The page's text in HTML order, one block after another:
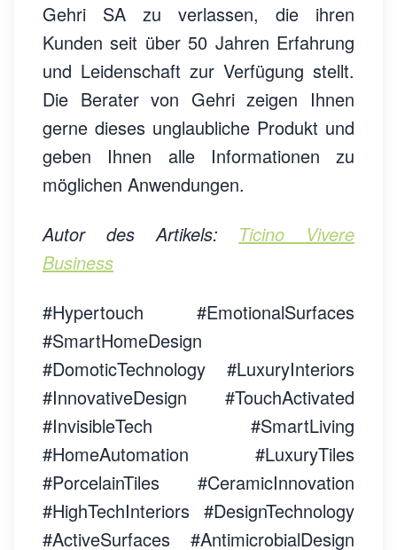
Gehri SA zu verlassen, die ihren
Kunden seit über 50 Jahren Erfahrung
und Leidenschaft zur Verfügung stellt.
Die Berater von Gehri zeigen Ihnen
gerne dieses unglaubliche Produkt und
geben Ihnen alle Informationen zu
möglichen Anwendungen.
Autor des Artikels: Ticino Vivere
Business
#Hypertouch #EmotionalSurfaces
#SmartHomeDesign
#DomoticTechnology #LuxuryInteriors
#InnovativeDesign #TouchActivated
#InvisibleTech #SmartLiving
#HomeAutomation #LuxuryTiles
#PorcelainTiles #CeramicInnovation
#HighTechInteriors #DesignTechnology
#ActiveSurfaces #AntimicrobialDesign